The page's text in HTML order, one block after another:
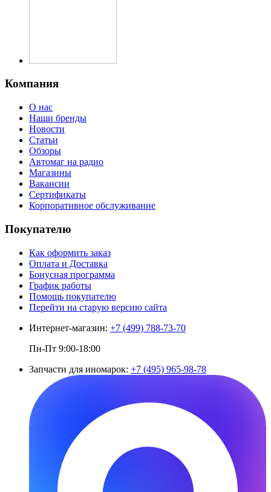
Компания
О нас
Наши бренды
Новости
Статьи
Обзоры
Автомаг на радио
Магазины
Вакансии
Сертификаты
Корпоративное обслуживание
Покупателю
Как оформить заказ
Оплата и Доставка
Бонусная программа
График работы
Помощь покупателю
Перейти на старую версию сайта
Интернет-магазин: +7 (499) 788-73-70
Пн-Пт 9:00-18:00
Запчасти для иномарок: +7 (495) 965-98-78